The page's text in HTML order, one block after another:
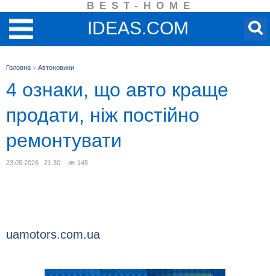
BEST-HOME
IDEAS.COM
Головна > Автоновини
4 ознаки, що авто краще
продати, ніж постійно
ремонтувати
23.05.2026 21:30 145
uamotors.com.ua